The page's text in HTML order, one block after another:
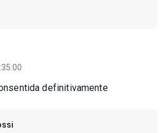
definitivamente